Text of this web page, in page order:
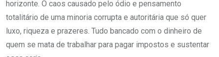
horizonte. O caos causado pelo ódio e pensamento
totalitário de uma minoria corrupta e autoritária que só quer
luxo, riqueza e prazeres. Tudo bancado com o dinheiro de
quem se mata de trabalhar para pagar impostos e sustentar